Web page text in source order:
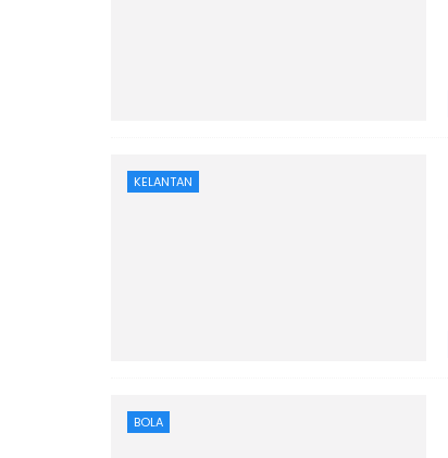
KELANTAN
BOLA